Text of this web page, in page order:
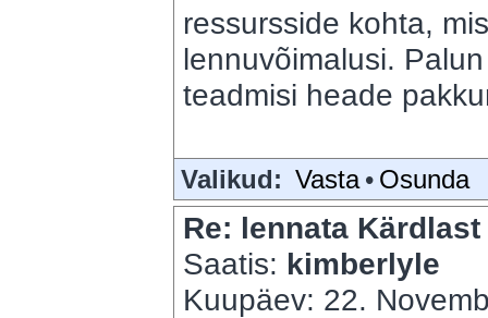
ressursside kohta,
lennuvõimalusi.
teadmisi heade
Valikud: Vasta • Osunda
Re: lennata
Saatis: kimberlyle
Kuupäev: 22.